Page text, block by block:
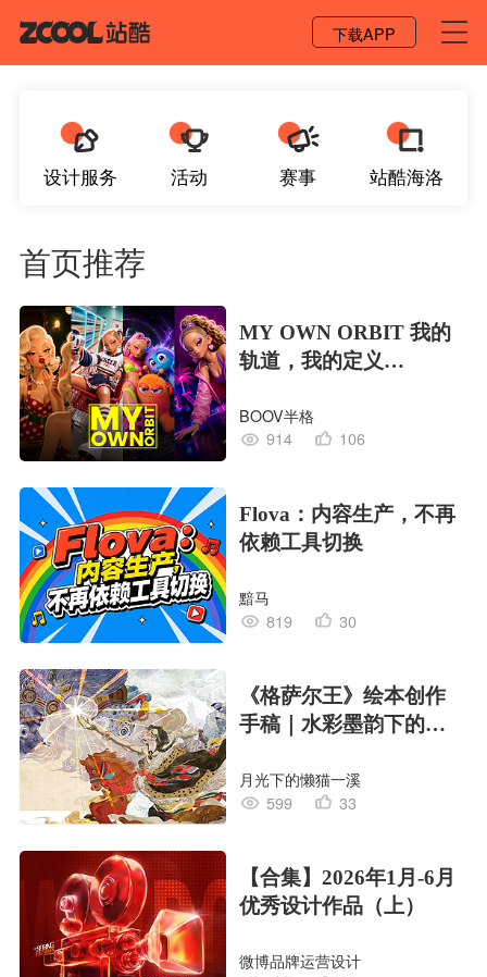
下载APP
设计服务 活动 赛事 站酷海洛
首页推荐
MY OWN ORBIT 我的
轨道，我的定义
对
BOOV半格
914
106
Flova：内容生产，不再
依赖工具切换
黯马
819
30
《格萨尔王》绘本创作
手稿｜水彩墨韵下的史
月光下的懒猫一溪
599
33
【合集】2026年1月-6月
优秀设计作品（上）
微博品牌运营设计